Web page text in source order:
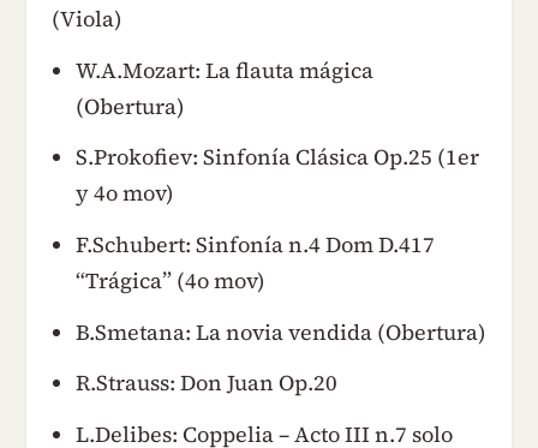
(Viola)
W.A.Mozart: La flauta mágica
(Obertura)
S.Prokofiev: Sinfonía Clásica Op.25 (1er
y 4o mov)
F.Schubert: Sinfonía n.4 Dom D.417
“Trágica” (4o mov)
B.Smetana: La novia vendida (Obertura)
R.Strauss: Don Juan Op.20
L.Delibes: Coppelia – Acto III n.7 solo